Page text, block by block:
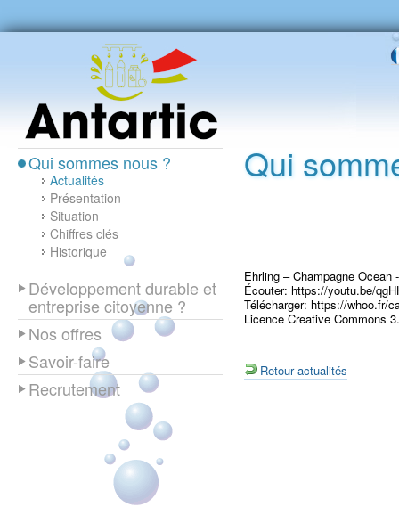
Qui sommes nous ?
Actualités
Présentation
Situation
Chiffres clés
Historique
Développement durable et
entreprise citoyenne ?
Nos offres
Savoir-faire
Recrutement
Qui
Ehrling – Champagne Ocean
Écouter: https://youtu.be/
Télécharger: https://whoo.fr/
Licence Creative Commons
Retour actualités